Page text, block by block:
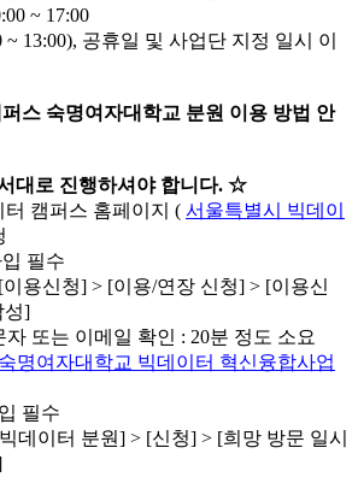
~ 17:00
13:00), 공휴일 및 사업단 지정 일시 이
스 숙명여자대학교 분원 이용 방법 안
대로 진행하셔야 합니다. ☆
캠퍼스 홈페이지 ( 서울특별시 빅데이
필수
용신청] > [이용/연장 신청] > [이용신
성]
또는 이메일 확인 : 20분 정도 소요
숙명여자대학교 빅데이터 혁신융합사업
필수
데이터 분원] > [신청] > [희망 방문 일시